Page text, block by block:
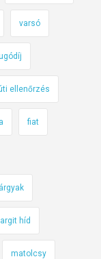
varsó
ellenőrzés
fiat
híd
matolcsy